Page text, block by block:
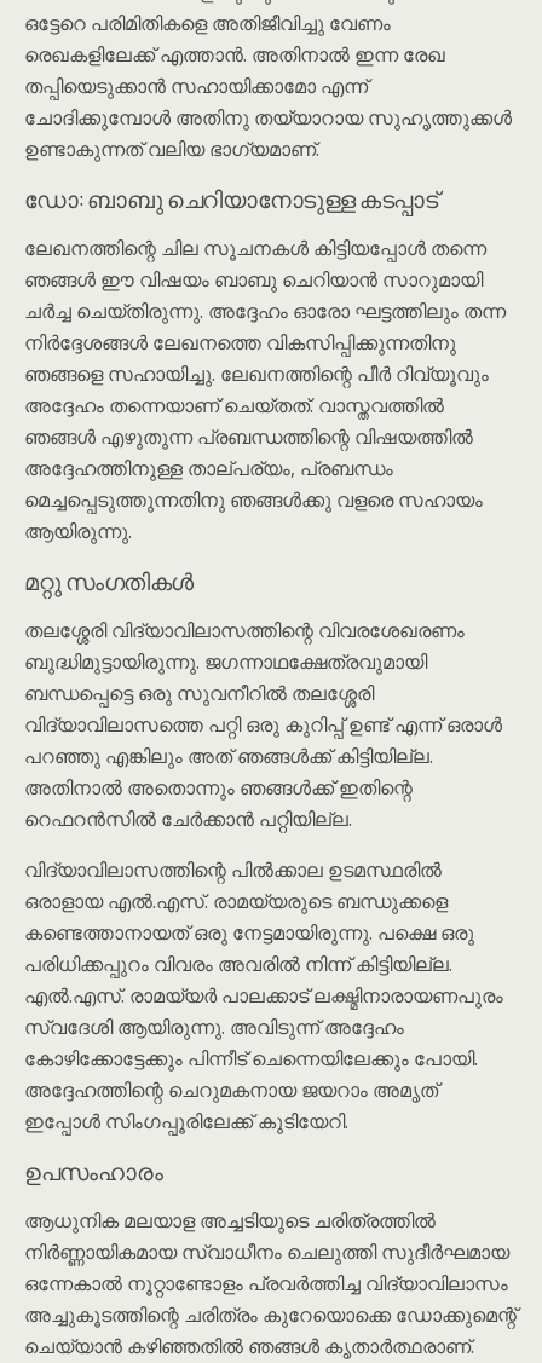
ഒട്ടേറെ പരിമിതികളെ അതിജീവിച്ചു വേണം
രെഖകളിലേക്ക് എത്താൻ. അതിനാൽ ഇന്ന രേഖ
തപ്പിയെടുക്കാൻ സഹായിക്കാമോ എന്ന്
ചോദിക്കുമ്പോൾ അതിനു തയ്യാറായ സുഹൃത്തുക്കൾ
ഉണ്ടാകുന്നത് വലിയ ഭാഗ്യമാണ്.
ഡോ: ബാബു ചെറിയാനോടുള്ള കടപ്പാട്
ലേഖനത്തിന്റെ ചില സൂചനകൾ കിട്ടിയപ്പോൾ തന്നെ
ഞങ്ങൾ ഈ വിഷയം ബാബു ചെറിയാൻ സാറുമായി
ചർച്ച ചെയ്തിരുന്നു. അദ്ദേഹം ഓരോ ഘട്ടത്തിലും തന്ന
നിർദ്ദേശങ്ങൾ ലേഖനത്തെ വികസിപ്പിക്കുന്നതിനു
ഞങ്ങളെ സഹായിച്ചു. ലേഖനത്തിന്റെ പീർ റിവ്യൂവും
അദ്ദേഹം തന്നെയാണ് ചെയ്തത്. വാസ്തവത്തിൽ
ഞങ്ങൾ എഴുതുന്ന പ്രബന്ധത്തിന്റെ വിഷയത്തിൽ
അദ്ദേഹത്തിനുള്ള താല്പര്യം, പ്രബന്ധം
മെച്ചപ്പെടുത്തുന്നതിനു ഞങ്ങൾക്കു വളരെ സഹായം
ആയിരുന്നു.
മറ്റു സംഗതികൾ
തലശ്ശേരി വിദ്യാവിലാസത്തിന്റെ വിവരശേഖരണം
ബുദ്ധിമുട്ടായിരുന്നു. ജഗന്നാഥക്ഷേത്രവുമായി
ബന്ധപ്പെട്ടെ ഒരു സുവനീറിൽ തലശ്ശേരി
വിദ്യാവിലാസത്തെ പറ്റി ഒരു കുറിപ്പ് ഉണ്ട് എന്ന് ഒരാൾ
പറഞ്ഞു എങ്കിലും അത് ഞങ്ങൾക്ക് കിട്ടിയില്ല.
അതിനാൽ അതൊന്നും ഞങ്ങൾക്ക് ഇതിന്റെ
റെഫറൻസിൽ ചേർക്കാൻ പറ്റിയില്ല.
വിദ്യാവിലാസത്തിന്റെ പിൽക്കാല ഉടമസ്ഥരിൽ
ഒരാളായ എൽ.എസ്. രാമയ്യരുടെ ബന്ധുക്കളെ
കണ്ടെത്താനായത് ഒരു നേട്ടമായിരുന്നു. പക്ഷെ ഒരു
പരിധിക്കപ്പുറം വിവരം അവരിൽ നിന്ന് കിട്ടിയില്ല.
എൽ.എസ്. രാമയ്യർ പാലക്കാട് ലക്ഷ്മിനാരായണപുരം
സ്വദേശി ആയിരുന്നു. അവിടുന്ന് അദ്ദേഹം
കോഴിക്കോട്ടേക്കും പിന്നീട് ചെന്നെയിലേക്കും പോയി.
അദ്ദേഹത്തിന്റെ ചെറുമകനായ ജയറാം അമൃത്
ഇപ്പോൾ സിംഗപ്പൂരിലേക്ക് കുടിയേറി.
ഉപസംഹാരം
ആധുനിക മലയാള അച്ചടിയുടെ ചരിത്രത്തിൽ
നിർണ്ണായികമായ സ്വാധീനം ചെലുത്തി സുദീർഘമായ
ഒന്നേകാൽ നൂറ്റാണ്ടോളം പ്രവർത്തിച്ച വിദ്യാവിലാസം
അച്ചുകൂടത്തിന്റെ ചരിത്രം കുറേയൊക്കെ ഡോക്കുമെന്റ്
ചെയ്യാൻ കഴിഞ്ഞതിൽ ഞങ്ങൾ കൃതാർത്ഥരാണ്.